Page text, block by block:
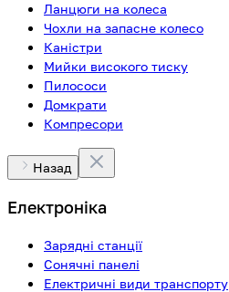
Ланцюги на колеса
Чохли на запасне колесо
Каністри
Мийки високого тиску
Пилососи
Домкрати
Компресори
Назад
Електроніка
Зарядні станції
Сонячні панелі
Електричні види транспорту